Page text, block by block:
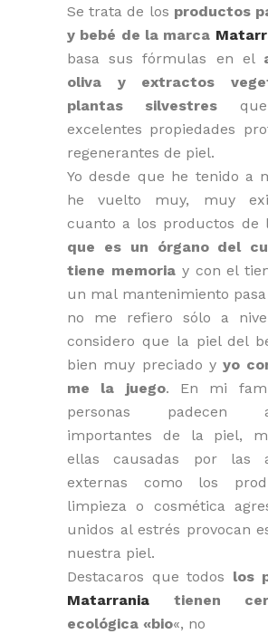
Se trata de los productos
y bebé de la marca
basa sus fórmulas en el
oliva y extractos
plantas silvestres que
excelentes propiedades
regenerantes de piel.
Yo desde que he tenido a
he vuelto muy, muy
cuanto a los productos de
que es un órgano del
tiene memoriay con el
un mal mantenimiento
no me refiero sólo a
considero que la piel del
bien muy preciado yyo
me la juego. En mi
personas padecen
importantes de la piel,
ellas causadas por las
externas como los
limpieza o cosmética
unidos al estrés provocan
nuestra piel.
Destacaros que todos los
Matarrania tienen
ecológica «bio«, no